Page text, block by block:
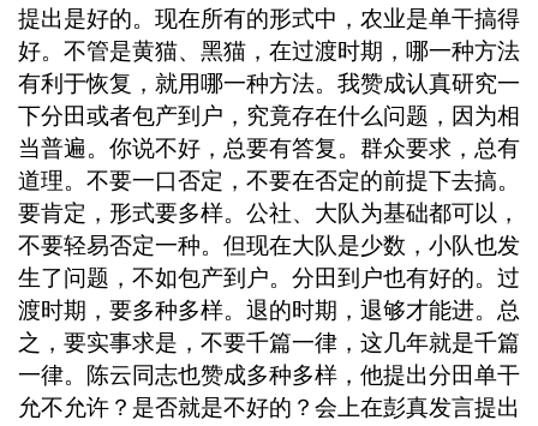
提出是好的。现在所有的形式中，农业是单干搞得
好。不管是黄猫、黑猫，在过渡时期，哪一种方法
有利于恢复，就用哪一种方法。我赞成认真研究一
下分田或者包产到户，究竟存在什么问题，因为相
当普遍。你说不好，总要有答复。群众要求，总有
道理。不要一口否定，不要在否定的前提下去搞。
要肯定，形式要多样。公社、大队为基础都可以，
不要轻易否定一种。但现在大队是少数，小队也发
生了问题，不如包产到户。分田到户也有好的。过
渡时期，要多种多样。退的时期，退够才能进。总
之，要实事求是，不要千篇一律，这几年就是千篇
一律。陈云同志也赞成多种多样，他提出分田单干
允不允许？是否就是不好的？会上在彭真发言提出